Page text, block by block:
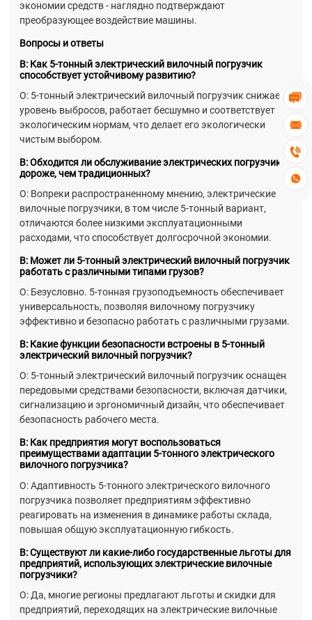




экономии средств - наглядно подтверждают
преобразующее воздействие машины.
Вопросы и ответы
В: Как 5-тонный электрический вилочный погрузчик
способствует устойчивому развитию?
О: 5-тонный электрический вилочный погрузчик снижает
уровень выбросов, работает бесшумно и соответствует
экологическим нормам, что делает его экологически
чистым выбором.
В: Обходится ли обслуживание электрических погрузчиков
дороже, чем традиционных?
О: Вопреки распространенному мнению, электрические
вилочные погрузчики, в том числе 5-тонный вариант,
отличаются более низкими эксплуатационными
расходами, что способствует долгосрочной экономии.
В: Может ли 5-тонный электрический вилочный погрузчик
работать с различными типами грузов?
О: Безусловно. 5-тонная грузоподъемность обеспечивает
универсальность, позволяя вилочному погрузчику
эффективно и безопасно работать с различными грузами.
В: Какие функции безопасности встроены в 5-тонный
электрический вилочный погрузчик?
О: 5-тонный электрический вилочный погрузчик оснащен
передовыми средствами безопасности, включая датчики,
сигнализацию и эргономичный дизайн, что обеспечивает
безопасность рабочего места.
В: Как предприятия могут воспользоваться
преимуществами адаптации 5-тонного электрического
вилочного погрузчика?
О: Адаптивность 5-тонного электрического вилочного
погрузчика позволяет предприятиям эффективно
реагировать на изменения в динамике работы склада,
повышая общую эксплуатационную гибкость.
В: Существуют ли какие-либо государственные льготы для
предприятий, использующих электрические вилочные
погрузчики?
О: Да, многие регионы предлагают льготы и скидки для
предприятий, переходящих на электрические вилочные